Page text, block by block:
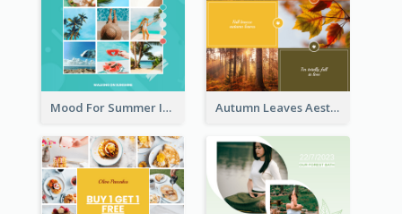
Mood For Summer Instagram Post Autumn Leaves Aesthetics Instagram Post